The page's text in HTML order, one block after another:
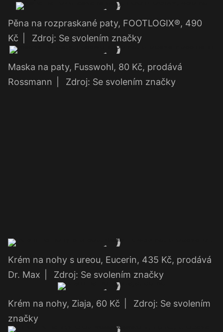
Pěna na rozpraskané paty, FOOTLOGIX®, 490
Kč
Zdroj: Se svolením značky
Maska na paty, Fusswohl, 80 Kč, prodává
Rossmann
Zdroj: Se svolením značky
Krém na nohy s ureou, Eucerin, 435 Kč, prodává
Dr. Max
Zdroj: Se svolením značky
Krém na nohy, Ziaja, 60 Kč
Zdroj: Se svolením
značky